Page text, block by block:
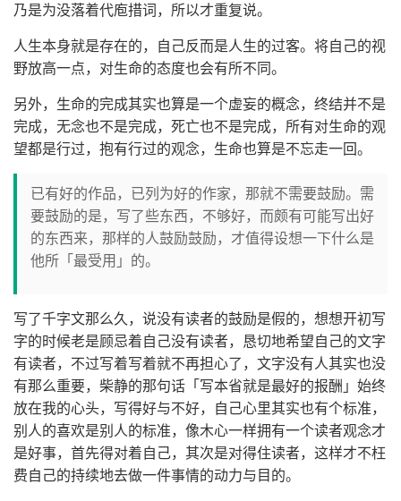
乃是为没落着代庖措词，所以才重复说。
人生本身就是存在的，自己反而是人生的过客。将自己的视
野放高一点，对生命的态度也会有所不同。
另外，生命的完成其实也算是一个虚妄的概念，终结并不是
完成，无念也不是完成，死亡也不是完成，所有对生命的观
望都是行过，抱有行过的观念，生命也算是不忘走一回。
已有好的作品，已列为好的作家，那就不需要鼓励。需
要鼓励的是，写了些东西，不够好，而颇有可能写出好
的东西来，那样的人鼓励鼓励，才值得设想一下什么是
他所「最受用」的。
写了千字文那么久，说没有读者的鼓励是假的，想想开初写
字的时候老是顾忌着自己没有读者，恳切地希望自己的文字
有读者，不过写着写着就不再担心了，文字没有人其实也没
有那么重要，柴静的那句话「写本省就是最好的报酬」始终
放在我的心头，写得好与不好，自己心里其实也有个标准，
别人的喜欢是别人的标准，像木心一样拥有一个读者观念才
是好事，首先得对着自己，其次是对得住读者，这样才不枉
费自己的持续地去做一件事情的动力与目的。